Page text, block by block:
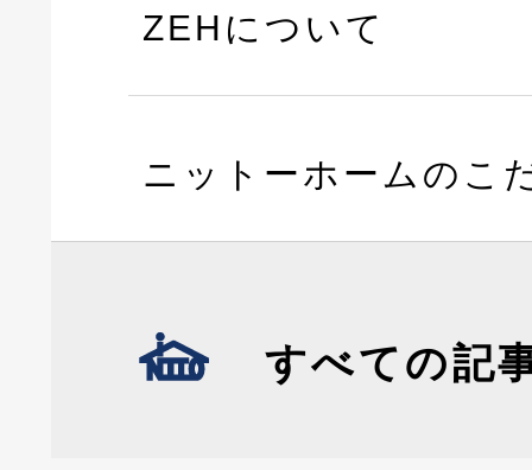
ZEHについて
ニットーホームのこ
すべての記